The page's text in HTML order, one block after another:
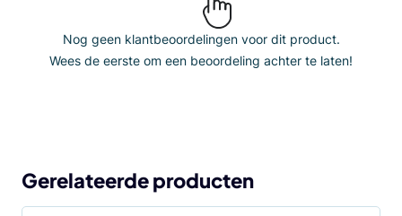
Nog geen klantbeoordelingen voor dit product.
Wees de eerste om een beoordeling achter te laten!
Gerelateerde producten